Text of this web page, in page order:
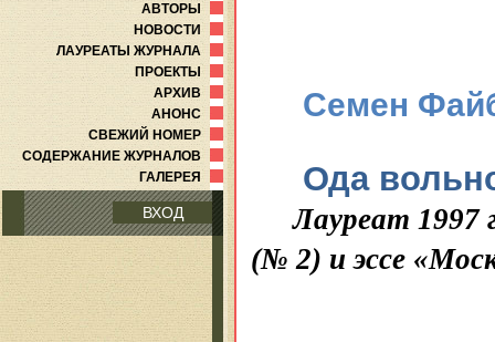
АВТОРЫ
НОВОСТИ
ЛАУРЕАТЫ ЖУРНАЛА
ПРОЕКТЫ
АРХИВ
АНОНС
СВЕЖИЙ НОМЕР
СОДЕРЖАНИЕ ЖУРНАЛОВ
ГАЛЕРЕЯ
ВХОД
Семен
Ода
Лауреат 1997
(№ 2) и эссе